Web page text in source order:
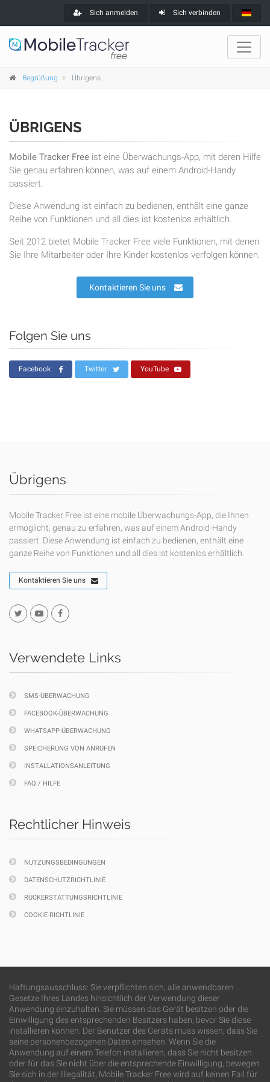
Sich anmelden Sich verbinden
Begrüßung Übrigens
ÜBRIGENS
Mobile Tracker Free ist eine Überwachungs-App, mit deren Hilfe
Sie genau erfahren können, was auf einem Android-Handy
passiert.
Diese Anwendung ist einfach zu bedienen, enthält eine ganze
Reihe von Funktionen und all dies ist kostenlos erhältlich.
Seit 2012 bietet Mobile Tracker Free viele Funktionen, mit denen
Sie Ihre Mitarbeiter oder Ihre Kinder kostenlos verfolgen können.
Kontaktieren Sie uns
Folgen Sie uns
Facebook Twitter YouTube
Übrigens
Mobile Tracker Free ist eine mobile Überwachungs-App, die Ihnen
ermöglicht, genau zu erfahren, was auf einem Android-Handy
passiert. Diese Anwendung ist einfach zu bedienen, enthält eine
ganze Reihe von Funktionen und all dies ist kostenlos erhältlich.
Kontaktieren Sie uns
Verwendete Links
SMS-ÜBERWACHUNG
FACEBOOK-ÜBERWACHUNG
WHATSAPP-ÜBERWACHUNG
SPEICHERUNG VON ANRUFEN
INSTALLATIONSANLEITUNG
FAQ / HILFE
Rechtlicher Hinweis
NUTZUNGSBEDINGUNGEN
DATENSCHUTZRICHTLINIE
RÜCKERSTATTUNGSRICHTLINIE
COOKIE-RICHTLINIE
Haftungsausschluss: Sie verpflichten sich, alle anwendbaren
Gesetze Ihres Landes hinsichtlich der Verwendung dieser
Anwendung einzuhalten. Sie müssen das Gerät besitzen oder die
Einwilligung des entsprechenden Besitzers haben, bevor Sie diese
installieren können. Der Benutzer des Geräts muss wissen, dass Sie
seine personenbezogenen Daten einsehen. Wenn Sie die
Anwendung auf einem Telefon installieren, dass Sie nicht besitzen
oder für das Sie nicht über die entsprechende Einwilligung, bewegen
Sie sich in der Illegalität, Mobile Tracker Free wird auf keinen Fall für